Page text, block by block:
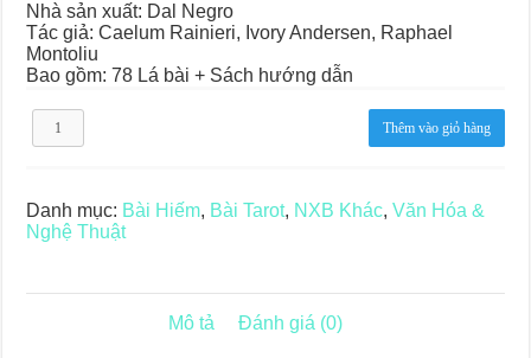
Nhà sản xuất: Dal Negro
Tác giả: Caelum Rainieri, Ivory Andersen, Raphael
Montoliu
Bao gồm: 78 Lá bài + Sách hướng dẫn
Lukumi
Tarot
Thêm vào giỏ hàng
Danh mục: Bài Hiếm, Bài Tarot, NXB Khác,Văn Hóa &
Nghệ Thuật
Mô tả Đánh giá (0)